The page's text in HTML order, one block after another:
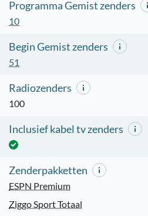
Programma Gemist zenders
10
Begin Gemist zenders
51
Radiozenders
100
Inclusief kabel tv zenders
Zenderpakketten
ESPN Premium
Ziggo Sport Totaal